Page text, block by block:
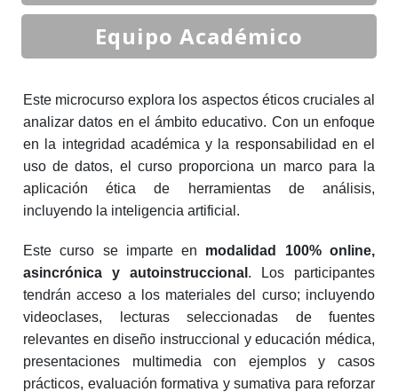
Equipo Académico
Este microcurso explora los aspectos éticos cruciales al
analizar datos en el ámbito educativo. Con un enfoque
en la integridad académica y la responsabilidad en el
uso de datos, el curso proporciona un marco para la
aplicación ética de herramientas de análisis,
incluyendo la inteligencia artificial.
Este curso se imparte en modalidad 100% online,
asincrónica y autoinstruccional . Los participantes
tendrán acceso a los materiales del curso; incluyendo
videoclases, lecturas seleccionadas de fuentes
relevantes en diseño instruccional y educación médica,
presentaciones multimedia con ejemplos y casos
prácticos, evaluación formativa y sumativa para reforzar